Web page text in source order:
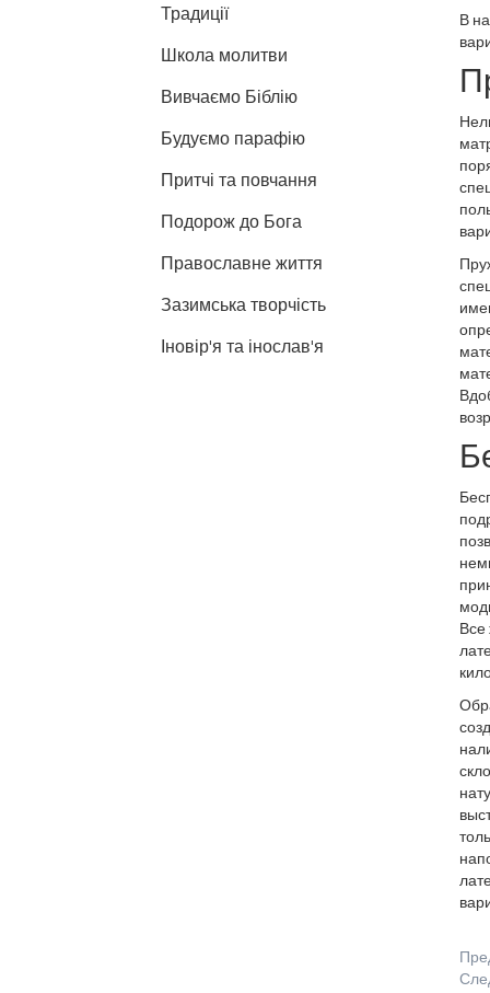
В
Традиції
Школа молитви
Вивчаємо Біблію
Будуємо парафію
Притчі та повчання
Подорож до Бога
Православне життя
Зазимська творчість
Іновір'я та інослав'я